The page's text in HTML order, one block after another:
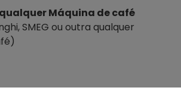
Máquina de café
SMEG ou outra qualquer